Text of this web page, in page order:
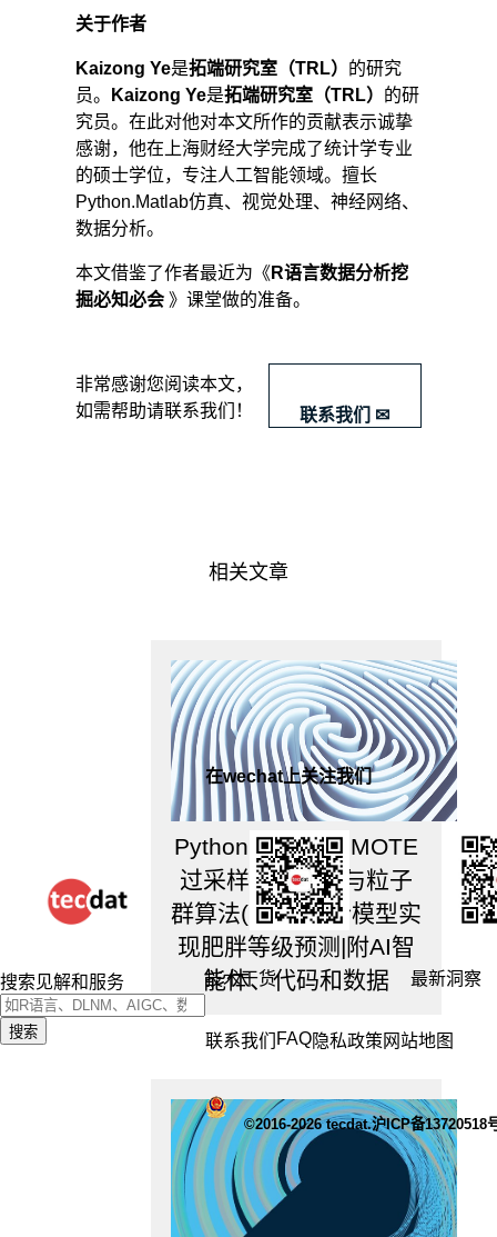
关于作者
Kaizong Ye是拓端研究室（TRL） 的研究
员。
Kaizong Ye是拓端研究室（TRL） 的研
究员。在此对他对本文所作的贡献表示诚挚
感谢，他在上海财经大学完成了统计学专业
的硕士学位，专注人工智能领域。擅长
Python.Matlab仿真、视觉处理、神经网络、
数据分析。
本文借鉴了作者最近为《 R语言数据分析挖
掘必知必会 》课堂做的准备。
​非常感谢您阅读本文，
如需帮助请联系我们！
联系我们 ✉
相关文章
Python、R开发SMOTE
过采样随机森林与粒子
群算法(PSO)融合模型实
现肥胖等级预测|附AI智
能体、代码和数据
搜索见解和服务
搜索
在wechat上关注我们
技术干货 最新洞察
联系我们 FAQ隐私政策 网站地图
©2016-2026 tecdat.沪ICP备13720518